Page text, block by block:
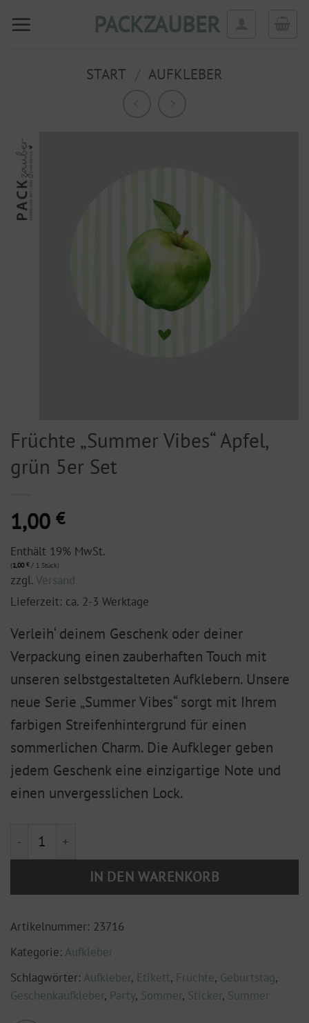
Inhalt
PACKZAUBER
START AUFKLEBER
Früchte „Summer Vibes“ Apfel,
grün 5er Set
1,00 €
Enthält 19% MwSt.
(1,00 €/ 1 Stück)
zzgl.Versand
Lieferzeit: ca. 2-3 Werktage
Verleih‘ deinem Geschenk oder deiner
Verpackung einen zauberhaften Touch mit
unseren selbstgestalteten Aufklebern. Unsere
neue Serie „Summer Vibes“ sorgt mit Ihrem
farbigen Streifenhintergrund für einen
sommerlichen Charm. Die Aufkleger geben
jedem Geschenk eine einzigartige Note und
einen unvergesslichen Lock.
Früchte "Summer Vibes" Apfel, grün 5er Set Menge
IN DEN WARENKORB
Artikelnummer: 23716
Kategorie: Aufkleber
Schlagwörter: Aufkleber, Etikett, Früchte, Geburtstag,
Geschenkaufkleber, Party, Sommer, Sticker, Summer